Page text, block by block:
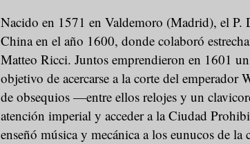
Nacido en 1571 en Valdemoro (Madrid), el P.
China en el año 1600, donde colaboró
Matteo Ricci. Juntos emprendieron en 1601
objetivo de acercarse a la corte del emperador
de obsequios —entre ellos relojes y un
atención imperial y acceder a la Ciudad
enseñó música y mecánica a los eunucos de la